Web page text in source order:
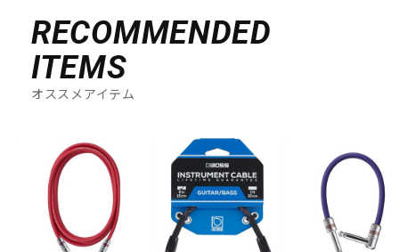
RECOMMENDED
ITEMS
オススメアイテム